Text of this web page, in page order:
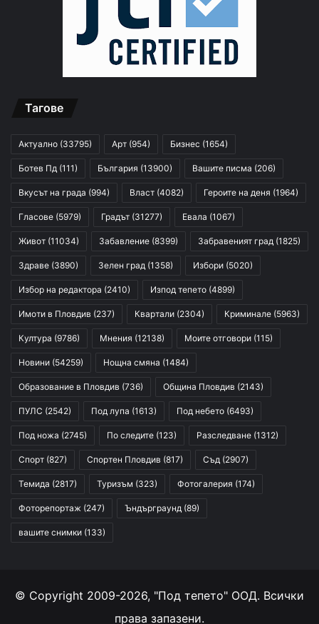
Тагове
Актуално (33795) Арт (954) Бизнес (1654)
Ботев Пд (111) България (13900) Вашите писма (206)
Вкусът на града (994) Власт (4082) Героите на деня (1964)
Гласове (5979) Градът (31277) Евала (1067)
Живот (11034) Забавление (8399) Забравеният град (1825)
Здраве (3890) Зелен град (1358) Избори (5020)
Избор на редактора (2410) Изпод тепето (4899)
Имоти в Пловдив (237) Квартали (2304) Криминале (5963)
Култура (9786) Мнения (12138) Моите отговори (115)
Новини (54259) Нощна смяна (1484)
Образование в Пловдив (736) Община Пловдив (2143)
ПУЛС (2542) Под лупа (1613) Под небето (6493)
Под ножа (2745) По следите (123) Разследване (1312)
Спорт (827) Спортен Пловдив (817) Съд (2907)
Темида (2817) Туризъм (323) Фотогалерия (174)
Фоторепортаж (247) Ъндърграунд (89)
вашите снимки (133)
© Copyright 2009-2026, "Под тепето" ООД. Всички
права запазени.